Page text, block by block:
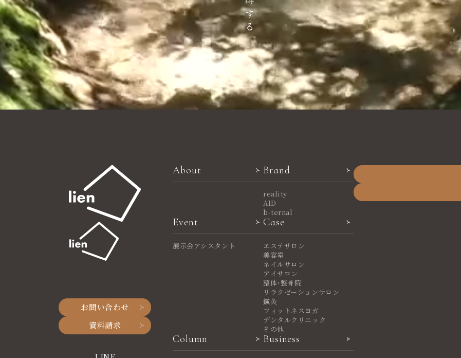
お問い合わせ
資料請求
About Brand
reality
AID
b-ternal
Event
展示会アシスタント
Case
エステサロン
美容室
ネイルサロン
アイサロン
整体・整骨院
リラクゼーションサロン
鍼灸
フィットネスヨガ
デンタルクリニック
その他
Column Business